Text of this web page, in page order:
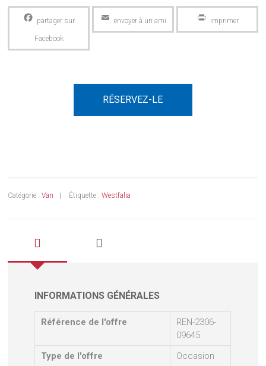
Facebook Email PrintFriendly
RÉSERVEZ-LE
Catégorie :Van Étiquette :Westfalia
INFORMATIONS GÉNÉRALES
Référence de l'offre
REN-2306-
09645
Type de l'offre
Occasion